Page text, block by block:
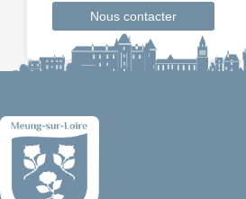
Nous contacter